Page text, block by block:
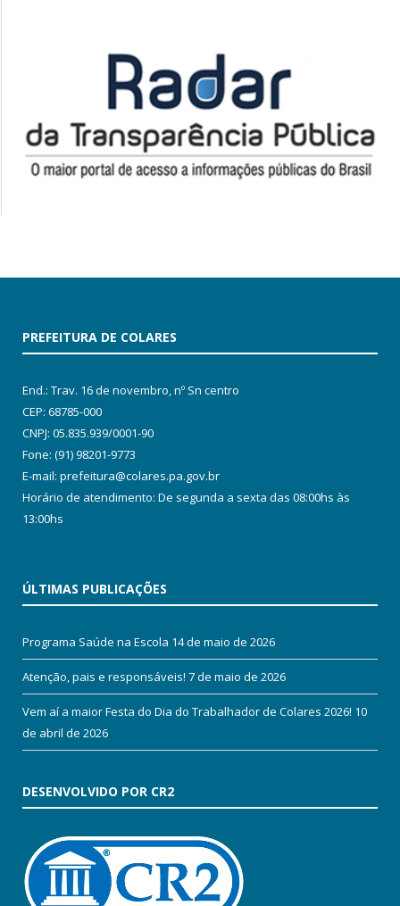
PREFEITURA DE COLARES
End.: Trav. 16 de novembro, nº Sn centro
CEP: 68785-000
CNPJ: 05.835.939/0001-90
Fone: (91) 98201-9773
E-mail: prefeitura@colares.pa.gov.br
Horário de atendimento: De segunda a sexta das 08:00hs às
13:00hs
ÚLTIMAS PUBLICAÇÕES
Programa Saúde na Escola 14 de maio de 2026
Atenção, pais e responsáveis! 7 de maio de 2026
Vem aí a maior Festa do Dia do Trabalhador de Colares 2026! 10
de abril de 2026
DESENVOLVIDO POR CR2